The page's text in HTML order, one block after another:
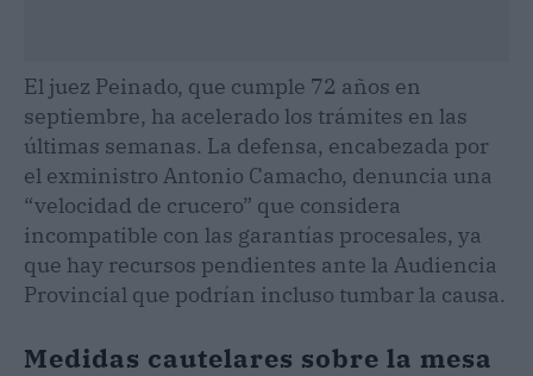
El juez Peinado, que cumple 72 años en
septiembre, ha acelerado los trámites en las
últimas semanas. La defensa, encabezada por
el exministro Antonio Camacho, denuncia una
“velocidad de crucero” que considera
incompatible con las garantías procesales, ya
que hay recursos pendientes ante la Audiencia
Provincial que podrían incluso tumbar la causa.
Medidas cautelares sobre la mesa